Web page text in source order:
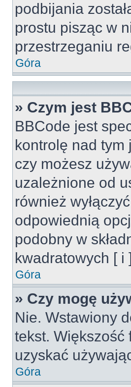
podbijania
prostu pisząc w
przestrzeganiu
Góra
» Czym jest
BBCode jest
kontrolę nad tym
czy możesz
uzależnione od
również
odpowiednią
podobny w
kwadratowych [ i
Góra
» Czy mogę
Nie. Wstawiony
tekst. Większość
uzyskać
Góra